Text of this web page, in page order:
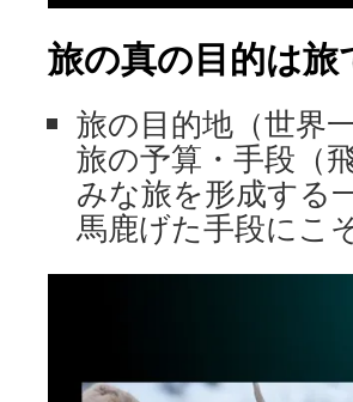
旅の真の目的は旅
旅の目的地（世界
旅の予算・手段（
みな旅を形成する
馬鹿げた手段にこ